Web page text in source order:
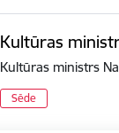
Kultūras
Kultūras ministrs
Sēde